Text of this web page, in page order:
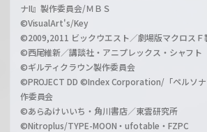
ナII』製作委員会/ＭＢＳ
©VisualArt's/Key
©2009,2011 ビックウエスト／劇場版マクロスＦ
©西尾維新／講談社・アニプレックス・シャフト
©ギルティクラウン製作委員会
©PROJECT DD ©Index Corporation/「ペルソナ
作委員会
©あらゐけいいち・角川書店／東雲研究所
©Nitroplus/TYPE-MOON・ufotable・FZPC